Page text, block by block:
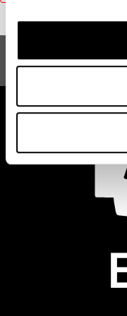
Gizarte Antropologia